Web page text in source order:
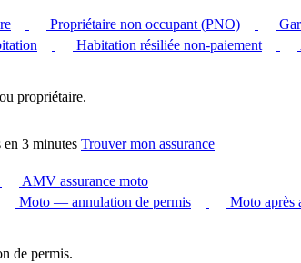
Propriétaire non occupant (PNO)
Habitation résiliée non-paiement
propriétaire.
en 3 minutes Trouver mon assurance
AMV assurance moto
Moto — annulation de permis Moto après
de permis.